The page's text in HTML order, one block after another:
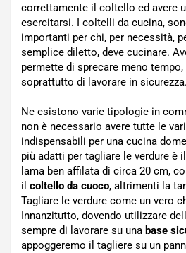
correttamente il coltello ed avere
esercitarsi. I coltelli da cucina,
importanti per chi, per necessità,
semplice diletto, deve cucinare.
permette di sprecare meno
soprattutto di lavorare in sicurezza.
Ne esistono varie tipologie in
non è necessario avere tutte le
indispensabili per una cucina
più adatti per tagliare le verdure è
lama ben affilata di circa 20 cm,
il coltello da cuoco, altrimenti la
Tagliare le verdure come un vero
Innanzitutto, dovendo utilizzare
sempre di lavorare su una base
appoggeremo il tagliere su un